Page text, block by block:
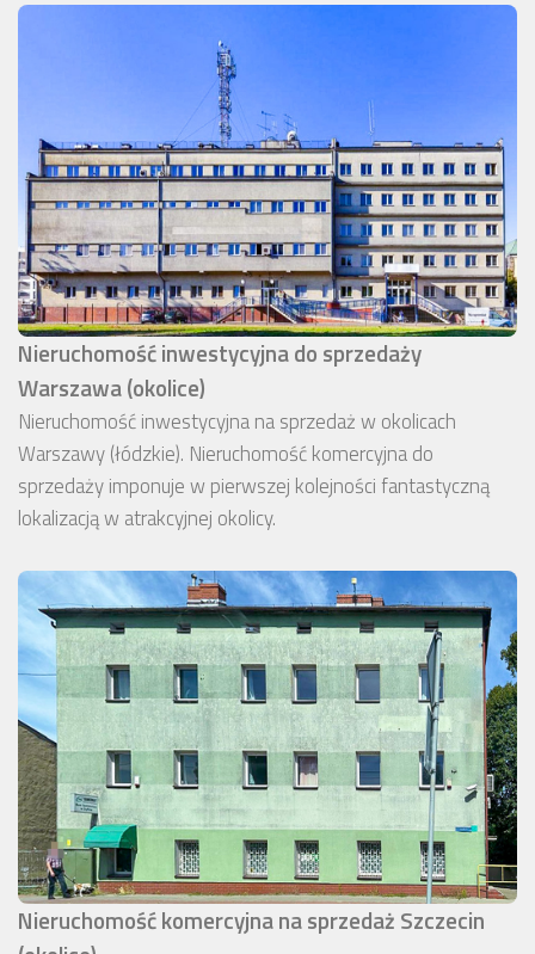
Nieruchomość inwestycyjna do sprzedaży
Warszawa (okolice)
Nieruchomość inwestycyjna na sprzedaż w okolicach
Warszawy (łódzkie). Nieruchomość komercyjna do
sprzedaży imponuje w pierwszej kolejności fantastyczną
lokalizacją w atrakcyjnej okolicy.
Nieruchomość komercyjna na sprzedaż Szczecin